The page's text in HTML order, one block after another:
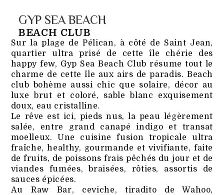
GYP SEA BEACH
BEACH CLUB
Sur la plage de Pélican, à côté de Saint Jean,
quartier ultra prisé de cette île chérie des
happy few, Gyp Sea Beach Club résume tout le
charme de cette île aux airs de paradis. Beach
club bohème aussi chic que solaire, décor au
luxe brut et coloré, sable blanc exquisement
doux, eau cristalline.
Le rêve est ici, pieds nus, la peau légèrement
salée, entre grand canapé indigo et transat
moelleux. Une cuisine fusion tropicale ultra
fraîche, healthy, gourmande et vivifiante, faite
de fruits, de poissons frais pêchés du jour et de
viandes fumées, braisées, rôties, assortis de
sauces épicées.
Au Raw Bar, ceviche, tiradito de Wahoo,